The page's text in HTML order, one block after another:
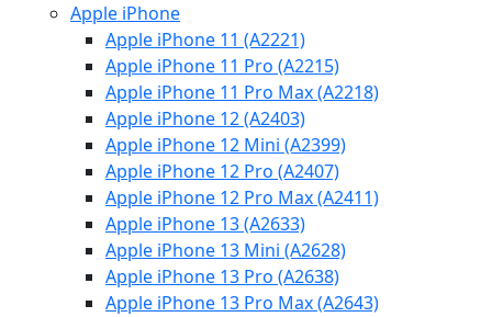
Apple iPhone
Apple iPhone 11 (A2221)
Apple iPhone 11 Pro (A2215)
Apple iPhone 11 Pro Max (A2218)
Apple iPhone 12 (A2403)
Apple iPhone 12 Mini (A2399)
Apple iPhone 12 Pro (A2407)
Apple iPhone 12 Pro Max (A2411)
Apple iPhone 13 (A2633)
Apple iPhone 13 Mini (A2628)
Apple iPhone 13 Pro (A2638)
Apple iPhone 13 Pro Max (A2643)